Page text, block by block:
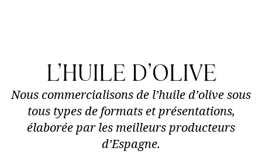
L’HUILE D’OLIVE
Nous commercialisons de l’huile d’olive sous
tous types de formats et présentations,
élaborée par les meilleurs producteurs
d’Espagne.